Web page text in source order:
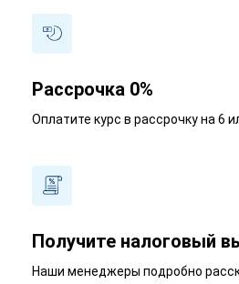
Рассрочка 0%
Оплатите курс в рассрочку на 6
Получите налоговый
Наши менеджеры подробно